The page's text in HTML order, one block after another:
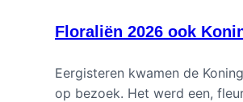
Floraliën 2026 ook
Eergisteren kwamen de
op bezoek. Het werd een,